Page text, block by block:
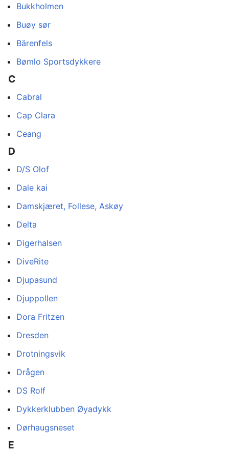
Bukkholmen
Buøy sør
Bärenfels
Bømlo Sportsdykkere
C
Cabral
Cap Clara
Ceang
D
D/S Olof
Dale kai
Damskjæret, Follese, Askøy
Delta
Digerhalsen
DiveRite
Djupasund
Djuppollen
Dora Fritzen
Dresden
Drotningsvik
Drågen
DS Rolf
Dykkerklubben Øyadykk
Dørhaugsneset
E